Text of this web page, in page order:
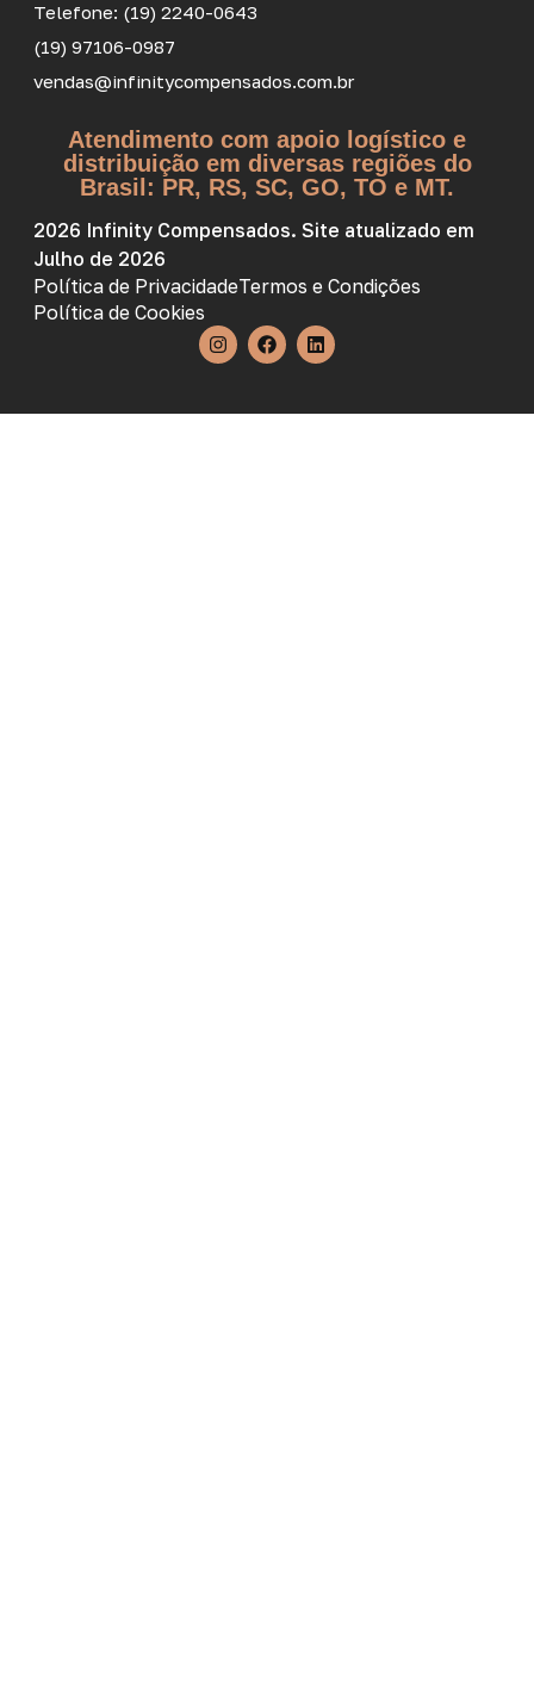
Telefone: (19) 2240-0643
(19) 97106-0987
vendas@infinitycompensados.com.br
Atendimento com apoio logístico e
distribuição em diversas regiões do
Brasil: PR, RS, SC, GO, TO e MT.
2026 Infinity Compensados. Site atualizado em
Julho de 2026
Política de PrivacidadeTermos e Condições
Política de Cookies